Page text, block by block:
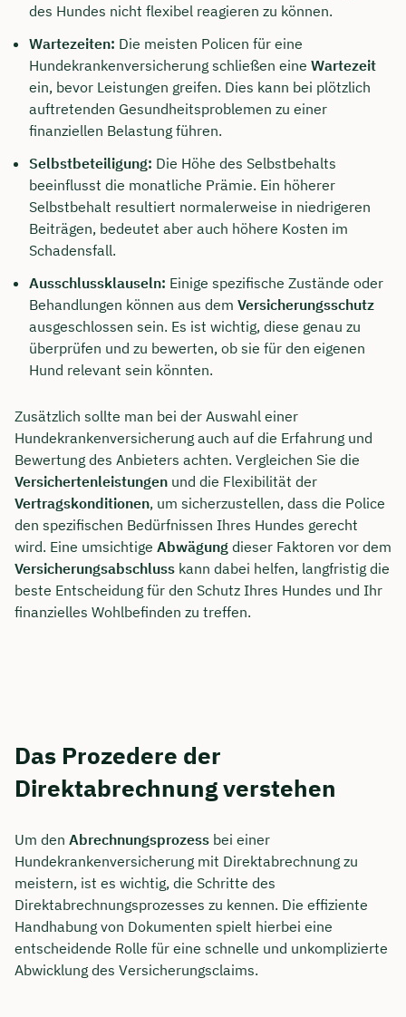
des Hundes nicht flexibel reagieren zu können.
Wartezeiten: Die meisten Policen für eine
Hundekrankenversicherung schließen eine Wartezeit
ein, bevor Leistungen greifen. Dies kann bei plötzlich
auftretenden Gesundheitsproblemen zu einer
finanziellen Belastung führen.
Selbstbeteiligung: Die Höhe des Selbstbehalts
beeinflusst die monatliche Prämie. Ein höherer
Selbstbehalt resultiert normalerweise in niedrigeren
Beiträgen, bedeutet aber auch höhere Kosten im
Schadensfall.
Ausschlussklauseln: Einige spezifische Zustände oder
Behandlungen können aus dem Versicherungsschutz
ausgeschlossen sein. Es ist wichtig, diese genau zu
überprüfen und zu bewerten, ob sie für den eigenen
Hund relevant sein könnten.
Zusätzlich sollte man bei der Auswahl einer
Hundekrankenversicherung auch auf die Erfahrung und
Bewertung des Anbieters achten. Vergleichen Sie die
Versichertenleistungen und die Flexibilität der
Vertragskonditionen, um sicherzustellen, dass die Police
den spezifischen Bedürfnissen Ihres Hundes gerecht
wird. Eine umsichtige Abwägung dieser Faktoren vor dem
Versicherungsabschluss kann dabei helfen, langfristig die
beste Entscheidung für den Schutz Ihres Hundes und Ihr
finanzielles Wohlbefinden zu treffen.
Das Prozedere der
Direktabrechnung verstehen
Um den Abrechnungsprozess bei einer
Hundekrankenversicherung mit Direktabrechnung zu
meistern, ist es wichtig, die Schritte des
Direktabrechnungsprozesses zu kennen. Die effiziente
Handhabung von Dokumenten spielt hierbei eine
entscheidende Rolle für eine schnelle und unkomplizierte
Abwicklung des Versicherungsclaims.